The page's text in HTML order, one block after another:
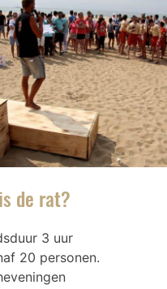
de rat?
3 uur
20 personen.